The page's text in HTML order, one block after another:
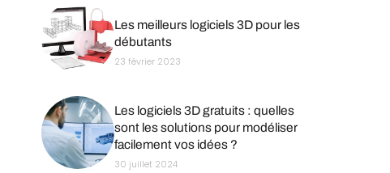
Les meilleurs logiciels 3D pour les
débutants
23 février 2023
Les logiciels 3D gratuits : quelles
sont les solutions pour modéliser
facilement vos idées ?
30 juillet 2024